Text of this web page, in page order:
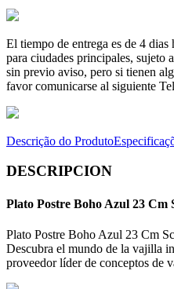
El tiempo de entrega es de 4
para ciudades principales, sujeto
sin previo aviso, pero si tienen
favor comunicarse al siguiente
Descrição do Produto
DESCRIPCION
Plato Postre Boho Azul 23 Cm
Plato Postre Boho Azul 23 Cm
Descubra el mundo de la vajilla
proveedor líder de conceptos de